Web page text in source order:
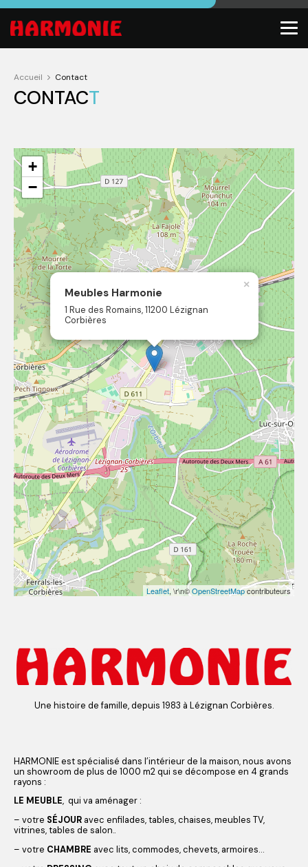
Accueil Contact
CONTACT
Meubles Harmonie
1 Rue des Romains, 11200 Lézignan
Corbières
×
+
−
Leaflet, \r\n©OpenStreetMapcontributeurs
Une histoire de famille, depuis 1983 à Lézignan Corbières.
HARMONIE est spécialisé dans l’intérieur de la maison, nous avons
un showroom de plus de 1000 m2 qui se décompose en 4 grands
rayons :
LE MEUBLE, qui va aménager :
– votre SÉJOUR avec enfilades, tables, chaises, meubles TV,
vitrines, tables de salon..
– votre CHAMBRE avec lits, commodes, chevets, armoires…